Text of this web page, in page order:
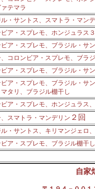
テマラ
・サントス、スマトラ・マン
ビア・スプレモ、ホンジュラス
ビア・スプレモ、ブラジル・サ
コロンビア・スプレモ、ブラ
ビア・スプレモ、ブラジル・サ
ビア・スプレモ、ブラジル・サ
タリ、ブラジル棚干し
ビア・スプレモ、ホンジュラス
スマトラ・マンデリン ２回
・サントス、キリマンジェロ
ビア・スプレモ、ブラジル棚干
自家